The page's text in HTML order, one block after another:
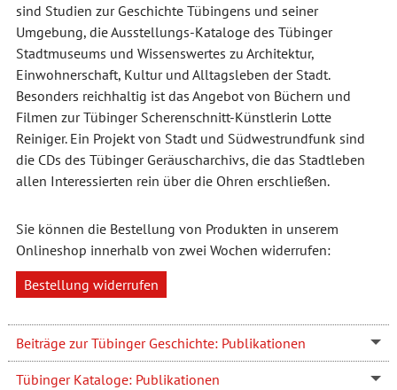
sind Studien zur Geschichte Tübingens und seiner
Umgebung, die Ausstellungs-Kataloge des Tübinger
Stadtmuseums und Wissenswertes zu Architektur,
Einwohnerschaft, Kultur und Alltagsleben der Stadt.
Besonders reichhaltig ist das Angebot von Büchern und
Filmen zur Tübinger Scherenschnitt-Künstlerin Lotte
Reiniger. Ein Projekt von Stadt und Südwestrundfunk sind
die CDs des Tübinger Geräuscharchivs, die das Stadtleben
allen Interessierten rein über die Ohren erschließen.
Sie können die Bestellung von Produkten in unserem
Onlineshop innerhalb von zwei Wochen widerrufen:
Bestellung widerrufen
Beiträge zur Tübinger Geschichte: Publikationen
Tübinger Kataloge: Publikationen